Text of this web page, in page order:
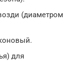
(диаметром
для